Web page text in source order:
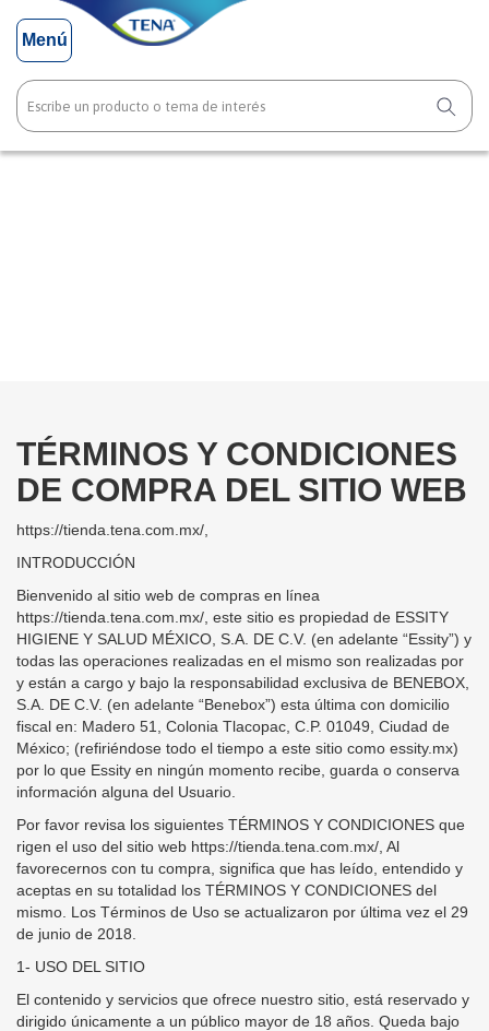
Menú
TÉRMINOS Y CONDICIONES
DE COMPRA DEL SITIO WEB
https://tienda.tena.com.mx/,
INTRODUCCIÓN
Bienvenido al sitio web de compras en línea
https://tienda.tena.com.mx/, este sitio es propiedad de ESSITY
HIGIENE Y SALUD MÉXICO, S.A. DE C.V. (en adelante “Essity”) y
todas las operaciones realizadas en el mismo son realizadas por
y están a cargo y bajo la responsabilidad exclusiva de BENEBOX,
S.A. DE C.V. (en adelante “Benebox”) esta última con domicilio
fiscal en: Madero 51, Colonia Tlacopac, C.P. 01049, Ciudad de
México; (refiriéndose todo el tiempo a este sitio como essity.mx)
por lo que Essity en ningún momento recibe, guarda o conserva
información alguna del Usuario.
Por favor revisa los siguientes TÉRMINOS Y CONDICIONES que
rigen el uso del sitio web https://tienda.tena.com.mx/, Al
favorecernos con tu compra, significa que has leído, entendido y
aceptas en su totalidad los TÉRMINOS Y CONDICIONES del
mismo. Los Términos de Uso se actualizaron por última vez el 29
de junio de 2018.
1- USO DEL SITIO
El contenido y servicios que ofrece nuestro sitio, está reservado y
dirigido únicamente a un público mayor de 18 años. Queda bajo